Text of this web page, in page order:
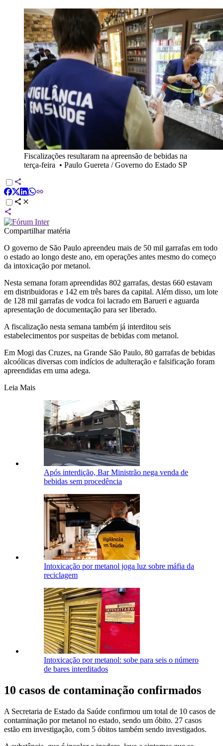
Fiscalizações resultaram na apreensão de bebidas na
terça-feira • Paulo Guereta / Governo do Estado SP
Compartilhar matéria
O governo de São Paulo apreendeu mais de 50 mil garrafas em todo
o estado ao longo deste ano, em operações antes mesmo do começo
da intoxicação por metanol.
Nesta semana foram apreendidas 802 garrafas, destas 660 estavam
em distribuidoras e 142 em três bares da capital. Além disso, um lote
de 128 mil garrafas de vodca foi lacrado em Barueri e aguarda
apresentação de documentação para ser liberado.
A fiscalização nesta semana também já interditou seis
estabelecimentos por suspeitas de bebidas com metanol.
Em Mogi das Cruzes, na Grande São Paulo, 80 garrafas de bebidas
alcoólicas diversas com indícios de adulteração e falsificação foram
apreendidas em uma adega.
Leia Mais
Após interdição, Bar Ministrão nega venda de
bebidas sem procedência
Intoxicação por metanol joga luz sobre máfia da
reciclagem
Intoxicação por metanol: sobe para seis o número
de bares interditados
10 casos de contaminação confirmados
A Secretaria de Estado da Saúde confirmou um total de 10 casos de
contaminação por metanol no estado, sendo um óbito. 27 casos
estão em investigação, com 5 óbitos também sendo investigados.